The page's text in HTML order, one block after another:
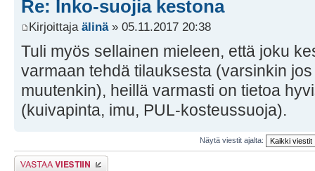
Re: Inko-suojia kestona
Kirjoittaja älinä» 05.11.2017 20:38
Tuli myös sellainen mieleen, että joku
varmaan tehdä tilauksesta (varsinkin
muutenkin), heillä varmasti on tietoa
(kuivapinta, imu, PUL-kosteussuoja).
Näytä viestit ajalta:
Lähetä vastaus